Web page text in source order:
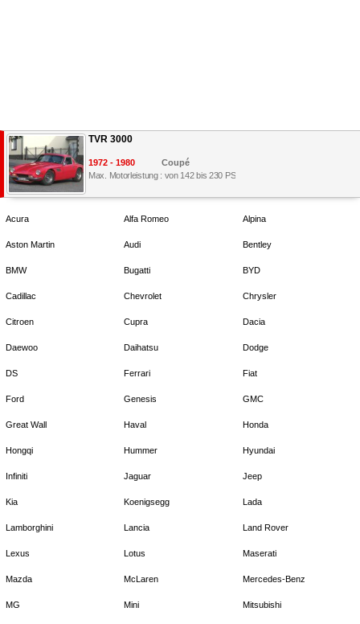
TVR 3000
1972 - 1980
Coupé
Max. Motorleistung : von 142 bis 230 PS
Acura Alfa Romeo Alpina
Aston Martin Audi Bentley
BMW Bugatti BYD
Cadillac Chevrolet Chrysler
Citroen Cupra Dacia
Daewoo Daihatsu Dodge
DS Ferrari Fiat
Ford Genesis GMC
Great Wall Haval Honda
Hongqi Hummer Hyundai
Infiniti Jaguar Jeep
Kia Koenigsegg Lada
Lamborghini Lancia Land Rover
Lexus Lotus Maserati
Mazda McLaren Mercedes-Benz
MG Mini Mitsubishi